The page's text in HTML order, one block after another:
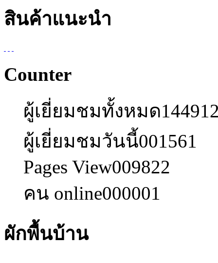
สินค้าแนะนำ
Counter
ผู้เยี่ยมชมทั้งหมด
ผู้เยี่ยมชมวันนี้001561
Pages View009822
คน online000001
ผักพื้นบ้าน